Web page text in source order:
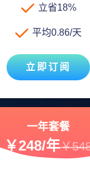
立省18%
平均0.86/天
立即订阅
一年套餐
￥248/年￥